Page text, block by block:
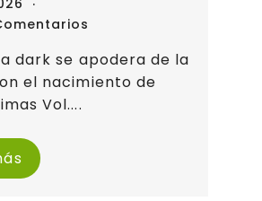
dark se apodera de la
el nacimiento de
Vol....